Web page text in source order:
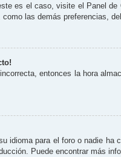
es el caso, visite el Panel
las demás preferencias,
entonces la hora
idioma para el foro o nadie
Puede encontrar más